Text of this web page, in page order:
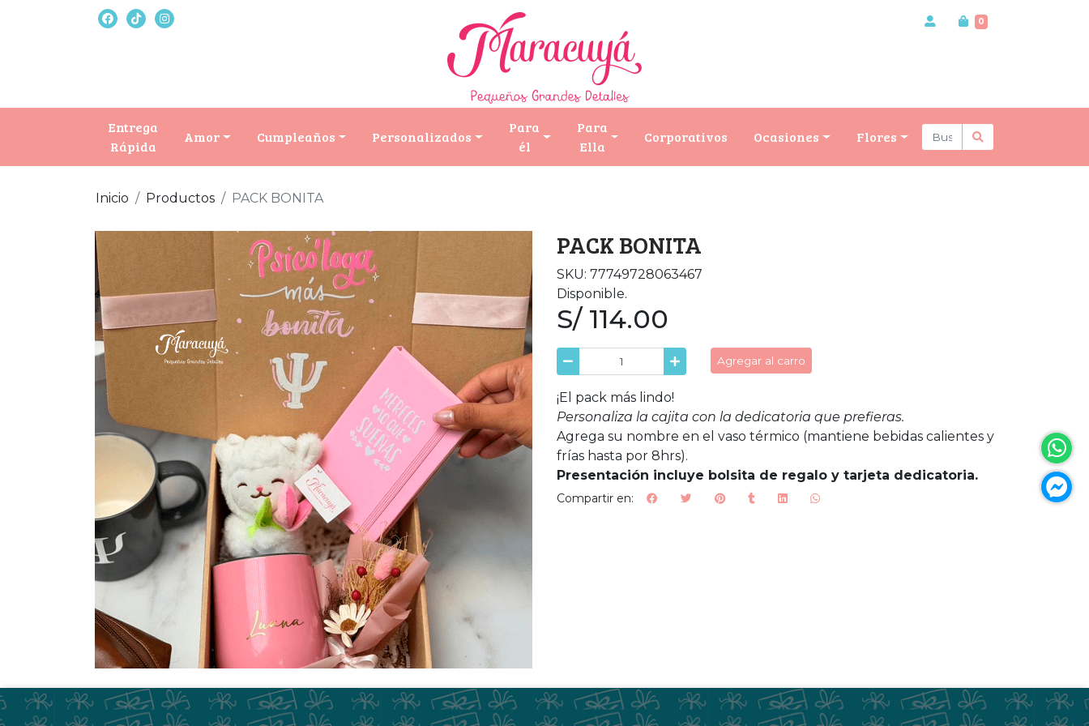
0
Entrega
Rápida
Amor Cumpleaños Personalizados
Para
él
Para
Ella
Corporativos Ocasiones Flores
Inicio Productos PACK BONITA
PACK BONITA
SKU: 77749728063467
Disponible.
S/ 114.00
Agregar al carro
¡El pack más lindo!
Personaliza la cajita con la dedicatoria que prefieras.
Agrega su nombre en el vaso térmico (mantiene bebidas calientes y
frías hasta por 8hrs).
Presentación incluye bolsita de regalo y tarjeta dedicatoria.
Compartir en: